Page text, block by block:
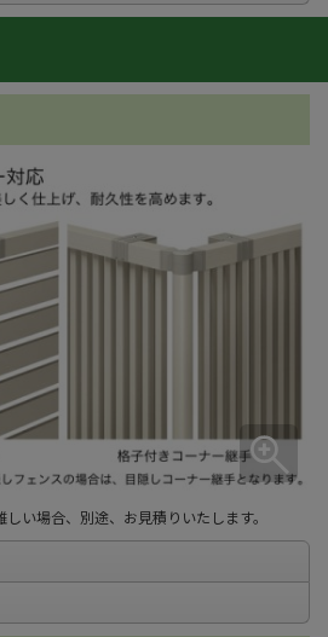
い場合、別途、お見積りいたします。